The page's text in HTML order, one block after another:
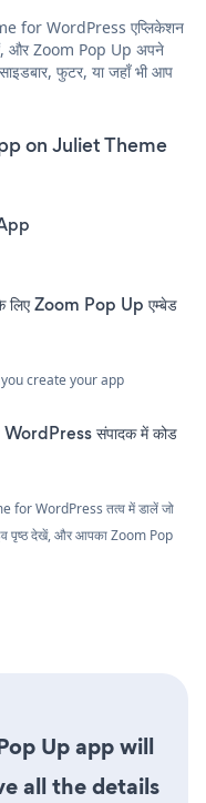
for WordPress एप्लिकेशन
और Zoom Pop Up अपने
फुटर, या जहाँ भी आप
on Juliet Theme
Zoom Pop Up एम्बेड
create your app
संपादक में कोड
for WordPress तत्व में डालें जो
पृष्ठ देखें, और आपका Zoom Pop
Up app will
all the details